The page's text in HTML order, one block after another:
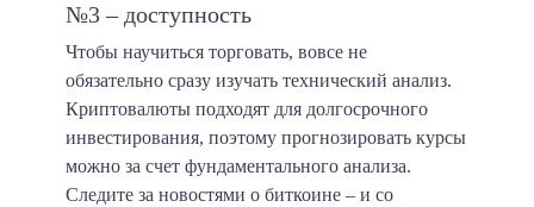
№3 – доступность
Чтобы научиться торговать, вовсе не
обязательно сразу изучать технический анализ.
Криптовалюты подходят для долгосрочного
инвестирования, поэтому прогнозировать курсы
можно за счет фундаментального анализа.
Следите за новостями о биткоине – и со